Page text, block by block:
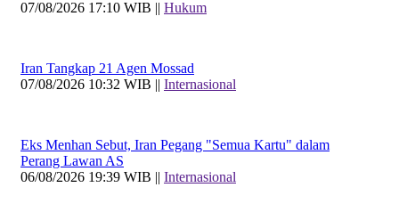
07/08/2026 17:10 WIB || Hukum
Iran Tangkap 21 Agen Mossad
07/08/2026 10:32 WIB || Internasional
Eks Menhan Sebut, Iran Pegang "Semua Kartu" dalam
Perang Lawan AS
06/08/2026 19:39 WIB || Internasional